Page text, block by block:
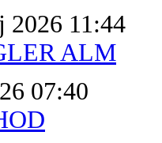
2026 11:44
ALM
07:40